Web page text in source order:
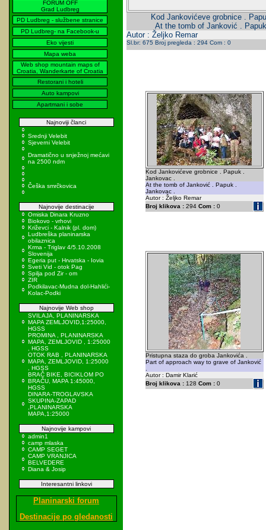
FORUM OFF
Grad Ludbreg
PD Ludbreg - službene stranice
PD Ludbreg- na Facebook-u
Eko vijesti
Mapa weba
Web shop mountain maps of
Croatia, Wanderkarte of Croatia
Restorani i hoteli
Auto kampovi
Apartmani i sobe
Najnoviji članci
Srednji Velebit
Sjeverni Velebit
Dramatično u snježnoj mećavi
na 2500 ndm
Češka smrčkovica
Najnovije destinacije
Omiska Dinara Kruzno
Biokovo - vrhovi
Križevci - Kalnik (pl. dom)
Ludbreška planinarska
obilaznica
Krma - Triglav 4/5.10.2008
Slovenija
Egeria put - Hrvatska - Iovia
Sveti Vid - otok Pag
Spilja pod Zir - om
ZIR
Podkilavac-Mudna dol-Hahlići-
Kolac-Podki
Najnovije Web shop
SVILAJA, PLANINARSKA
MAPA ZEMLJOVID,1:25000,
HGSS
PROMINA , PLANINARSKA
MAPA, ZEMLJOVID , 1:25000
, HGSS
OTOK RAB , PLANINARSKA
MAPA, ZEMLJOVID, 1:25000
, HGSS
BRAČ BIKE, BICIKLOM PO
BRAČU, MAPA 1:45000,
HGSS
DINARA-TROGLAVSKA
SKUPINA-ZAPAD
,PLANINARSKA
MAPA,1:25000
Najnovije kampovi
admin1
camp mlaska
CAMP SEGET
CAMP VRANJICA
BELVEDERE
Diana & Josip
Interesantni linkovi
Planinarski forum
Destinacije po gledanosti
Kod Jankovićeve grobnice .
At the tomb of Janković .
Autor : Željko Remar
Sl.br: 675 Broj pregleda : 294 Com : 0
Kod Jankovićeve grobnice . Papuk .
Jankovac .
At the tomb of Janković . Papuk .
Jankovac .
Autor : Željko Remar
Broj klikova :294 Com :0
Pristupna staza do groba Jankovića .
Part of approach way to grave of Janković
Autor : Damir Klarić
Broj klikova :128 Com :0